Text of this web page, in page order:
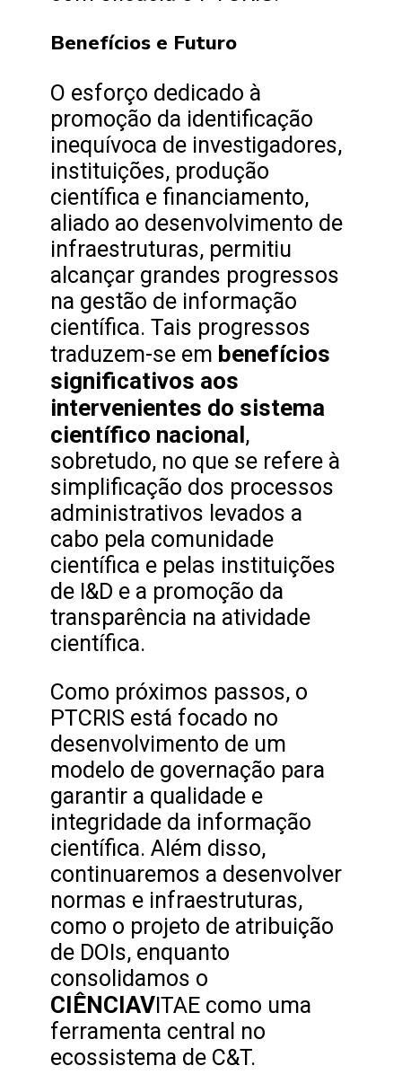
Benefícios e Futuro
O esforço dedicado à
promoção da identificação
inequívoca de investigadores,
instituições, produção
científica e financiamento,
aliado ao desenvolvimento de
infraestruturas, permitiu
alcançar grandes progressos
na gestão de informação
científica. Tais progressos
traduzem-se em benefícios
significativos aos
intervenientes do sistema
científico nacional,
sobretudo, no que se refere à
simplificação dos processos
administrativos levados a
cabo pela comunidade
científica e pelas instituições
de I&D e a promoção da
transparência na atividade
científica.
Como próximos passos, o
PTCRIS está focado no
desenvolvimento de um
modelo de governação para
garantir a qualidade e
integridade da informação
científica. Além disso,
continuaremos a desenvolver
normas e infraestruturas,
como o projeto de atribuição
de DOIs, enquanto
consolidamos o
CIÊNCIAVITAE como uma
ferramenta central no
ecossistema de C&T.